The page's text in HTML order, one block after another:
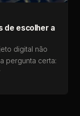
de escolher a
digital não
pergunta certa: